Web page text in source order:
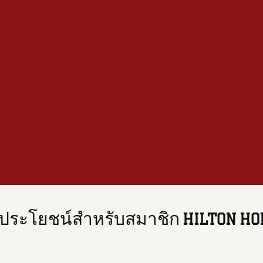
ะโยชน์สำหรับสมาชิก HILTON